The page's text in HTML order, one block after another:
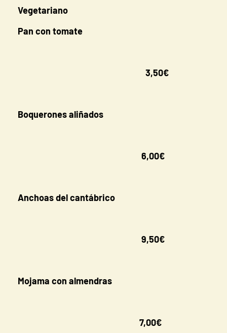
Vegetariano
Pan con tomate
3,50€
Boquerones aliñados
6,00€
Anchoas del cantábrico
9,50€
Mojama con almendras
7,00€